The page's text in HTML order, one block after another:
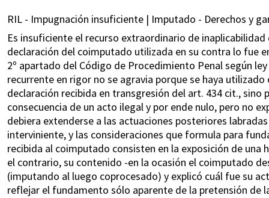
RIL - Impugnación insuficiente | Imputado - Derechos y
Es insuficiente el recurso extraordinario de
declaración del coimputado utilizada en su contra lo fue
2º apartado del Código de Procedimiento Penal según
recurrente en rigor no se agravia porque se haya
declaración recibida en transgresión del art. 434 cit.,
consecuencia de un acto ilegal y por ende nulo, pero no
debiera extenderse a las actuaciones posteriores
interviniente, y las consideraciones que formula para
recibida al coimputado consisten en la exposición de
el contrario, su contenido -en la ocasión el coimputado
(imputando al luego coprocesado) y explicó cuál fue su
reflejar el fundamento sólo aparente de la pretensión de